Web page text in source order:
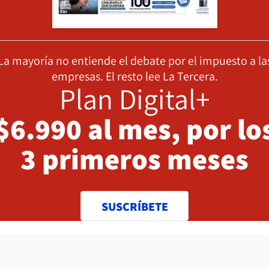
mayoría no entiende el debate por el impuesto a
empresas. El resto lee La Tercera.
Plan Digital+
al mes, por
3 primeros meses
SUSCRÍBETE